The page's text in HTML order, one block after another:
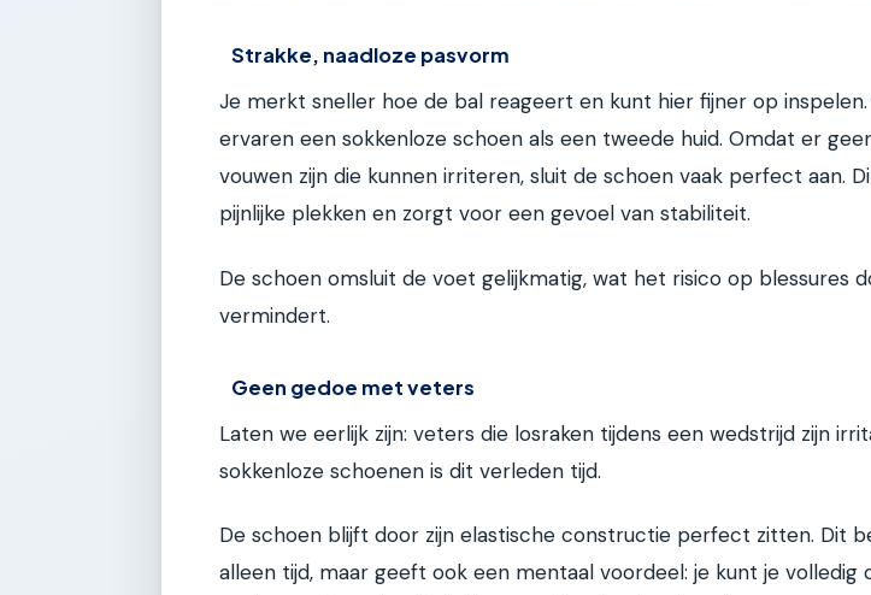
Strakke, naadloze pasvorm
Je merkt sneller hoe de bal reageert en kunt hier fijner op inspelen.
ervaren een sokkenloze schoen als een tweede huid. Omdat er
vouwen zijn die kunnen irriteren, sluit de schoen vaak perfect aan.
pijnlijke plekken en zorgt voor een gevoel van stabiliteit.
De schoen omsluit de voet gelijkmatig, wat het risico op blessures
vermindert.
Geen gedoe met veters
Laten we eerlijk zijn: veters die losraken tijdens een wedstrijd zijn
sokkenloze schoenen is dit verleden tijd.
De schoen blijft door zijn elastische constructie perfect zitten. Dit
alleen tijd, maar geeft ook een mentaal voordeel: je kunt je